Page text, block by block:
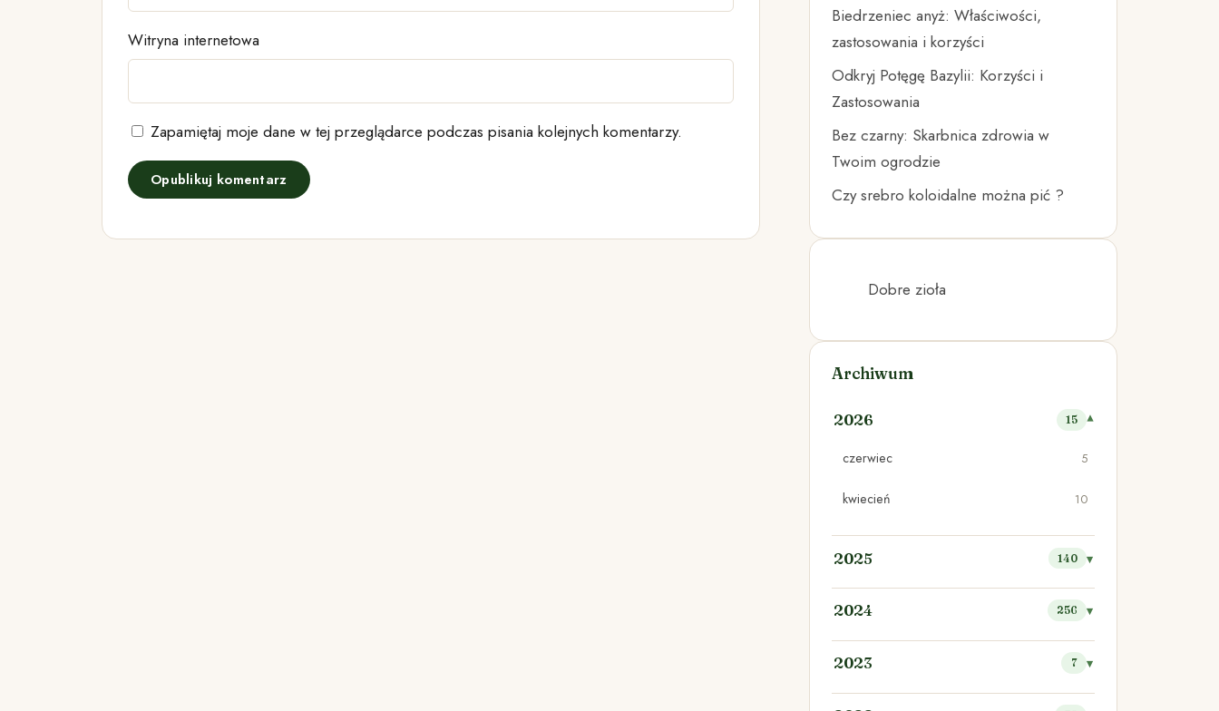
Witryna internetowa
Zapamiętaj moje dane w tej przeglądarce podczas pisania kolejnych komentarzy.
Biedrzeniec anyż: Właściwości,
zastosowania i korzyści
Odkryj Potęgę Bazylii: Korzyści i
Zastosowania
Bez czarny: Skarbnica zdrowia w
Twoim ogrodzie
Czy srebro koloidalne można pić ?
Dobre zioła
Archiwum
2026 15
czerwiec 5
kwiecień 10
2025 140
2024 256
2023 7